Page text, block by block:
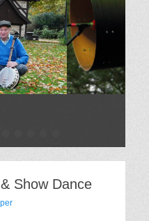
am
Von
Gatzweiler
Show Dance